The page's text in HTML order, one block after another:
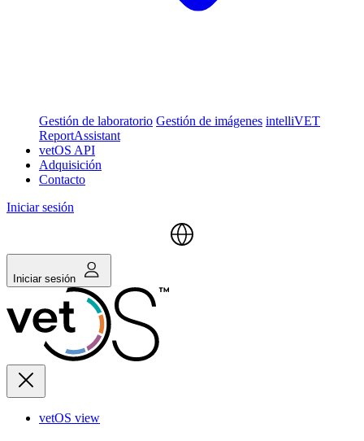
Gestión de laboratorio Gestión de imágenes intelliVET
ReportAssistant
vetOS API
Adquisición
Contacto
Iniciar sesión
Iniciar sesión
vetOS view